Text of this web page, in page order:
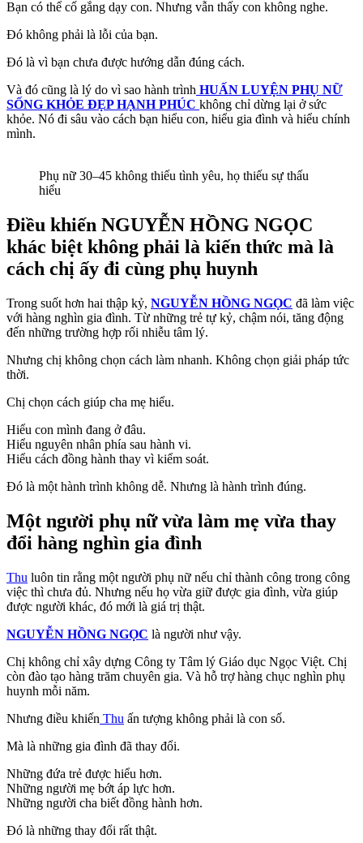
Bạn có thể cố gắng dạy con. Nhưng vẫn thấy con không nghe.
Đó không phải là lỗi của bạn.
Đó là vì bạn chưa được hướng dẫn đúng cách.
Và đó cũng là lý do vì sao hành trình HUẤN LUYỆN PHỤ NỮ
SỐNG KHỎE ĐẸP HẠNH PHÚC không chỉ dừng lại ở sức
khỏe. Nó đi sâu vào cách bạn hiểu con, hiểu gia đình và hiểu chính
mình.
Phụ nữ 30–45 không thiếu tình yêu, họ thiếu sự thấu
hiểu
Điều khiến NGUYỄN HỒNG NGỌC
khác biệt không phải là kiến thức mà là
cách chị ấy đi cùng phụ huynh
Trong suốt hơn hai thập kỷ, NGUYỄN HỒNG NGỌC đã làm việc
với hàng nghìn gia đình. Từ những trẻ tự kỷ, chậm nói, tăng động
đến những trường hợp rối nhiễu tâm lý.
Nhưng chị không chọn cách làm nhanh. Không chọn giải pháp tức
thời.
Chị chọn cách giúp cha mẹ hiểu.
Hiểu con mình đang ở đâu.
Hiểu nguyên nhân phía sau hành vi.
Hiểu cách đồng hành thay vì kiểm soát.
Đó là một hành trình không dễ. Nhưng là hành trình đúng.
Một người phụ nữ vừa làm mẹ vừa thay
đổi hàng nghìn gia đình
Thu luôn tin rằng một người phụ nữ nếu chỉ thành công trong công
việc thì chưa đủ. Nhưng nếu họ vừa giữ được gia đình, vừa giúp
được người khác, đó mới là giá trị thật.
NGUYỄN HỒNG NGỌC là người như vậy.
Chị không chỉ xây dựng Công ty Tâm lý Giáo dục Ngọc Việt. Chị
còn đào tạo hàng trăm chuyên gia. Và hỗ trợ hàng chục nghìn phụ
huynh mỗi năm.
Nhưng điều khiến Thu ấn tượng không phải là con số.
Mà là những gia đình đã thay đổi.
Những đứa trẻ được hiểu hơn.
Những người mẹ bớt áp lực hơn.
Những người cha biết đồng hành hơn.
Đó là những thay đổi rất thật.